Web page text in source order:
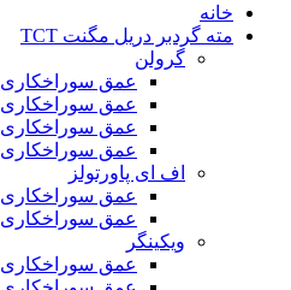
خانه
مته گردبر دریل مگنت TCT
گرولن
عمق سوراخکاری 35 میلی‌متر
عمق سوراخکاری ۵۵ میلی‌متر
عمق سوراخکاری ۷۵ میلی‌متر
عمق سوراخکاری ۱۰۰ میلی‌متر
اف ای پاورتولز
عمق سوراخکاری ۳۵ میلی‌متر
عمق سوراخکاری 55 میلی‌متر
ویکینگر
عمق سوراخکاری 35 میلی‌متر